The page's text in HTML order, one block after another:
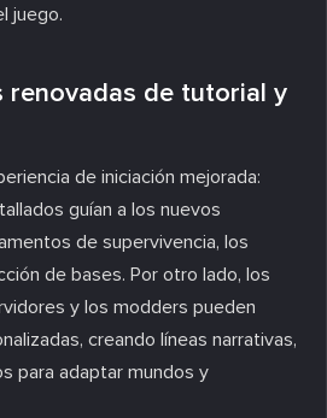
juego.
renovadas de tutorial y
de iniciación mejorada:
guían a los nuevos
de supervivencia, los
de bases. Por otro lado, los
y los modders pueden
creando líneas narrativas,
para adaptar mundos y